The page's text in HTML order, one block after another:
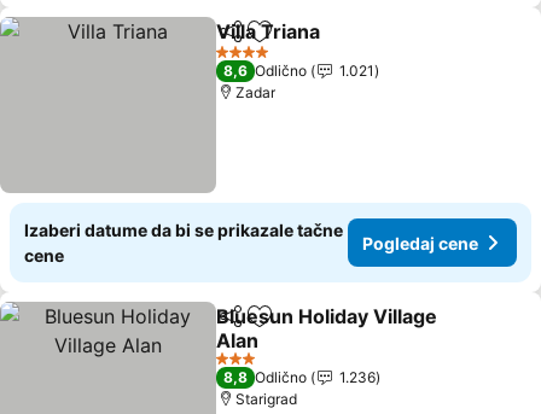
Deli Dodati u favorite
Villa Triana
4 Zvezdice
8,6 Odlično
1.021
Zadar
Izaberi datume da bi se prikazale tačne
cene
Pogledaj cene
Deli Dodati u favorite
Bluesun Holiday Village
Alan
3 Zvezdice
8,8 Odlično
1.236
Starigrad